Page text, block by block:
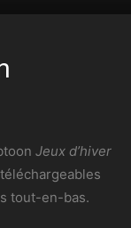
Jeux d’hiver
tout-en-bas.